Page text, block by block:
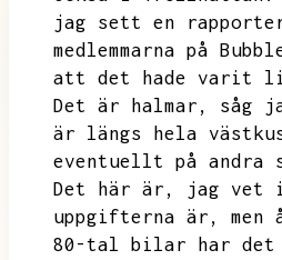
jag sett en
medlemmarna på
att det hade varit
Det är halmar,
såg
är längs hela
eventuellt på andra
Det här är,
jag vet
uppgifterna är,
men
80-tal bilar har det